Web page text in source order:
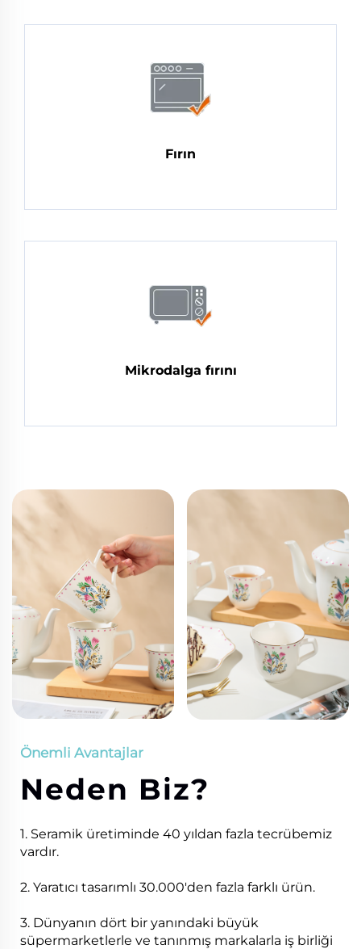
Fırın
Mikrodalga fırını
Önemli Avantajlar
Neden Biz?
1. Seramik üretiminde 40 yıldan fazla tecrübemiz
vardır.
2. Yaratıcı tasarımlı 30.000'den fazla farklı ürün.
3. Dünyanın dört bir yanındaki büyük
süpermarketlerle ve tanınmış markalarla iş birliği